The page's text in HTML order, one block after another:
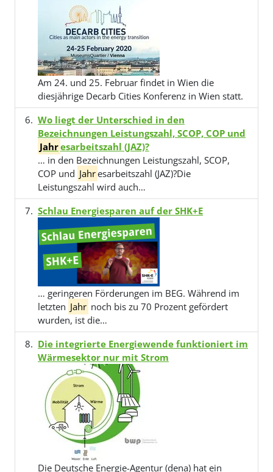
Am 24. und 25. Februar findet in Wien die
diesjährige Decarb Cities Konferenz in Wien statt.
Wo liegt der Unterschied in den
Bezeichnungen Leistungszahl, SCOP, COP und
Jahresarbeitszahl (JAZ)?
… in den Bezeichnungen Leistungszahl, SCOP,
COP und Jahresarbeitszahl (JAZ)?Die
Leistungszahl wird auch…
Schlau Energiesparen auf der SHK+E
… geringeren Förderungen im BEG. Während im
letzten Jahr noch bis zu 70 Prozent gefördert
wurden, ist die…
Die integrierte Energiewende funktioniert im
Wärmesektor nur mit Strom
Die Deutsche Energie-Agentur (dena) hat ein